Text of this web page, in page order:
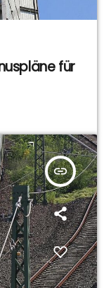
für
insert_link